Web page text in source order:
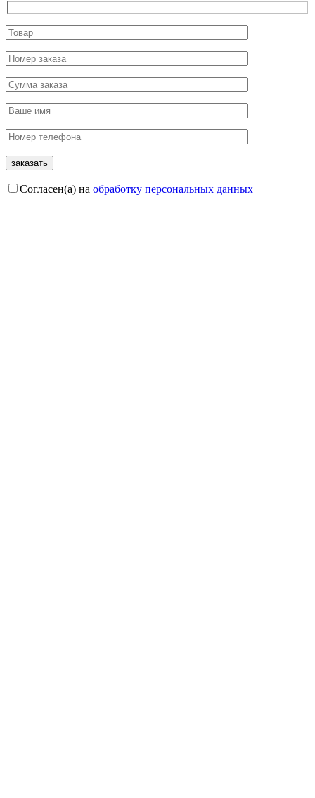
Согласен(а) на обработку персональных данных